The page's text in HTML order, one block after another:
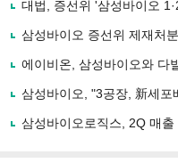
사
대법, 증선위 '삼성바이오
삼성바이오 증선위 제재처
에이비온, 삼성바이오와 다
삼성바이오, "3공장, 新세포
삼성바이오로직스, 2Q 매출